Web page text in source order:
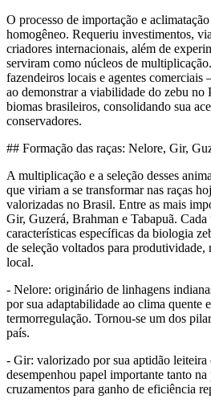
O processo de importação e
homogêneo. Requeriu investimentos,
criadores internacionais, além de
serviram como núcleos de
fazendeiros locais e agentes
ao demonstrar a viabilidade do zebu no
biomas brasileiros, consolidando sua
conservadores.
## Formação das raças: Nelore, Gir,
A multiplicação e a seleção desses
que viriam a se transformar nas raças
valorizadas no Brasil. Entre as mais
Gir, Guzerá, Brahman e Tabapuã. Cada
características específicas da biologia
de seleção voltados para produtividade,
local.
- Nelore: originário de linhagens
por sua adaptabilidade ao clima quente
termorregulação. Tornou-se um dos
país.
- Gir: valorizado por sua aptidão leiteira
desempenhou papel importante tanto
cruzamentos para ganho de eficiência